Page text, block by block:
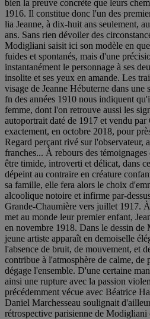
bien la preuve concrète que leurs
1916. Il constitue donc l'un des
lia Jeanne, à dix-huit ans seulement,
ans. Sans rien dévoiler des
Modigliani saisit ici son modèle en
fuides et spontanés, mais d'une
instantanément le personnage à ses
insolite et ses yeux en amande. Les
visage de Jeanne Hébuterne dans une
fn des années 1910 nous indiquent
femme, dont l'on retrouve aussi les
autoportrait daté de 1917 et vendu
exactement, en octobre 2018, pour
Regard perçant rivé sur l'observateur,
franches... À rebours des
être timide, introverti et délicat, dans
dépeint au contraire en créature
sa famille, elle fera alors le choix
alcoolique notoire et infirme par-
Grande-Chaumière vers juillet 1917.
met au monde leur premier enfant,
en novembre 1918. Dans le dessin
jeune artiste apparaît en demoiselle
l'absence de bruit, de mouvement, et
contribue à l'atmosphère de calme, de
dégage l'ensemble. D'une certaine
ainsi une rupture avec la passion
précédemment vécue avec Béatrice
Daniel Marchesseau soulignait
rétrospective parisienne de Modigliani